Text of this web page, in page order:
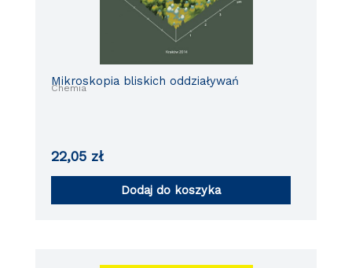
Chemia
Mikroskopia bliskich oddziaływań
22,05 zł
Dodaj do koszyka